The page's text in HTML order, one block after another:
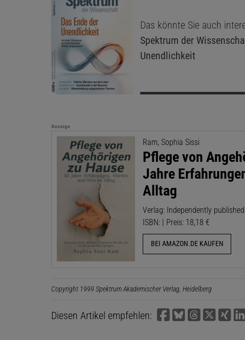
Das könnte Sie auch
Spektrum der
Unendlichkeit
Anzeige
Ram, Sophia Sissi
Pflege von
Jahre
Alltag
Verlag: Independently published
ISBN: | Preis: 18,18 €
BEI AMAZON.DE KAUFEN
Copyright 1999 Spektrum Akademischer Verlag, Heidelberg
Diesen Artikel empfehlen: